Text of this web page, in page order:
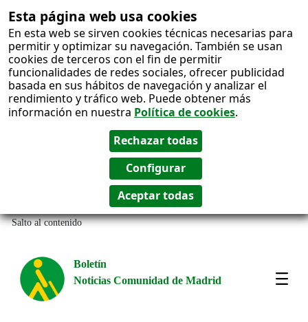
Esta página web usa cookies
En esta web se sirven cookies técnicas necesarias para
permitir y optimizar su navegación. También se usan
cookies de terceros con el fin de permitir
funcionalidades de redes sociales, ofrecer publicidad
basada en sus hábitos de navegación y analizar el
rendimiento y tráfico web. Puede obtener más
información en nuestra Política de cookies.
Salto al contenido
Boletín
Noticias Comunidad de Madrid